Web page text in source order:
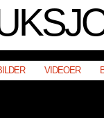
VIDEOER